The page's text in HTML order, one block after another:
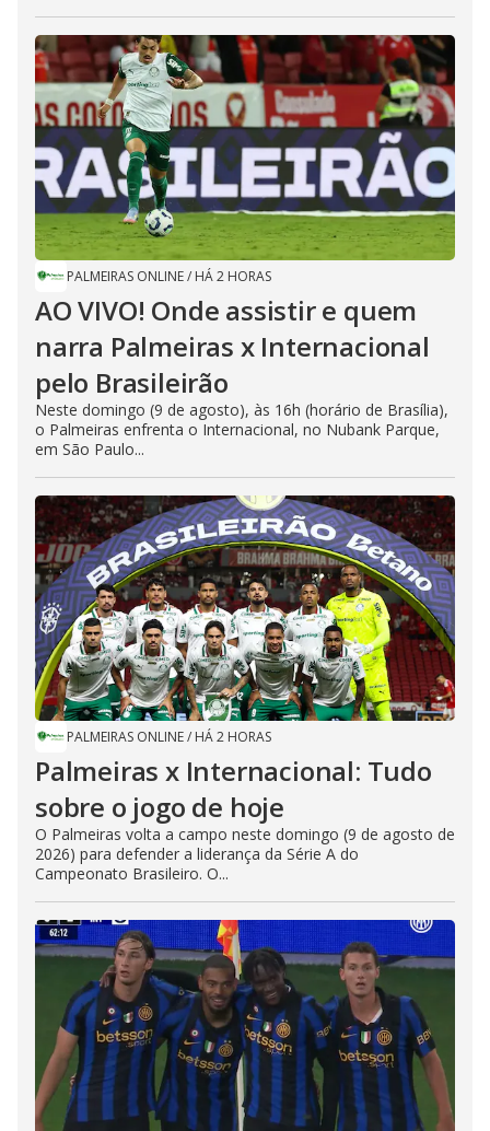
PALMEIRAS ONLINE/ HÁ 2 HORAS
AO VIVO! Onde assistir e quem
narra Palmeiras x Internacional
pelo Brasileirão
Neste domingo (9 de agosto), às 16h (horário de Brasília),
o Palmeiras enfrenta o Internacional, no Nubank Parque,
em São Paulo...
PALMEIRAS ONLINE/ HÁ 2 HORAS
Palmeiras x Internacional: Tudo
sobre o jogo de hoje
O Palmeiras volta a campo neste domingo (9 de agosto de
2026) para defender a liderança da Série A do
Campeonato Brasileiro. O...